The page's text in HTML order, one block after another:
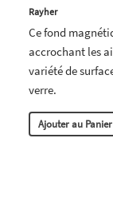
Rayher
Ce fond
accrochant les
variété de
verre.
Ajouter au Panier